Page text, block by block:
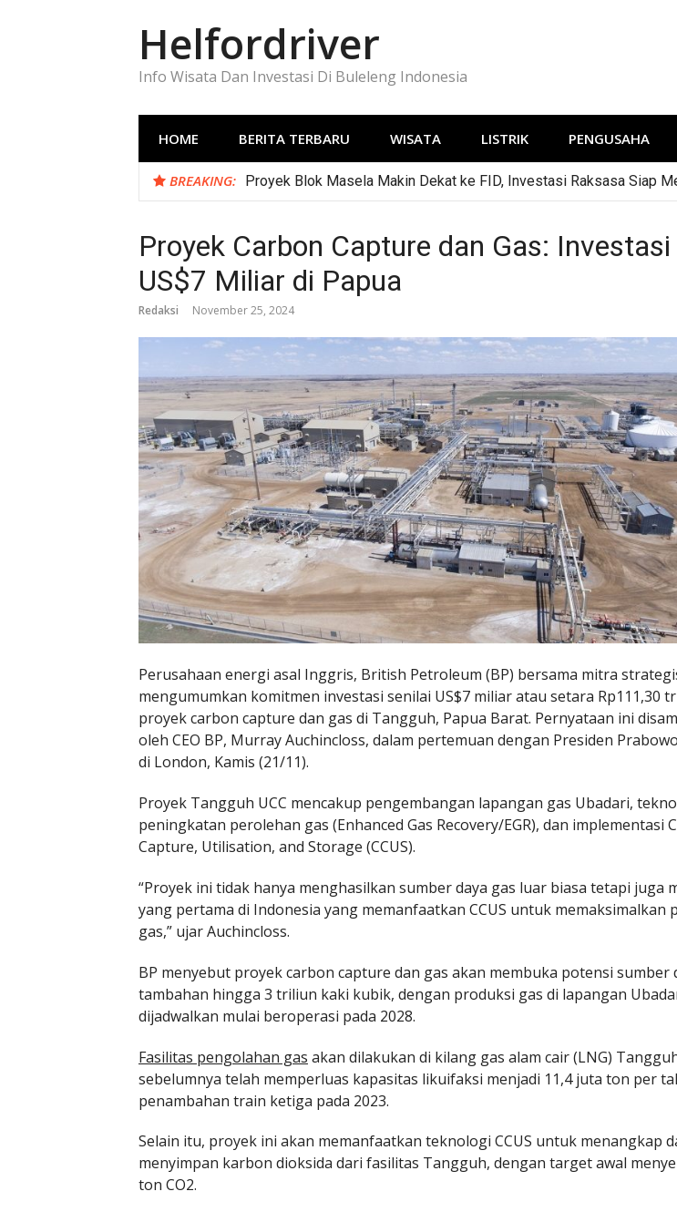
Helfordriver
Info Wisata Dan Investasi Di Buleleng Indonesia
HOME BERITA TERBARU WISATA LISTRIK PENGUSAHA
BREAKING: Proyek Blok Masela Makin Dekat ke FID, Investasi Raksasa Siap
Proyek Carbon Capture dan Gas: Investasi
US$7 Miliar di Papua
Redaksi November 25, 2024
Perusahaan energi asal Inggris, British Petroleum (BP) bersama mitra
mengumumkan komitmen investasi senilai US$7 miliar atau setara Rp111,30
proyek carbon capture dan gas di Tangguh, Papua Barat. Pernyataan ini
oleh CEO BP, Murray Auchincloss, dalam pertemuan dengan Presiden
di London, Kamis (21/11).
Proyek Tangguh UCC mencakup pengembangan lapangan gas Ubadari,
peningkatan perolehan gas (Enhanced Gas Recovery/EGR), dan implementasi
Capture, Utilisation, and Storage (CCUS).
“Proyek ini tidak hanya menghasilkan sumber daya gas luar biasa tetapi juga
yang pertama di Indonesia yang memanfaatkan CCUS untuk memaksimalkan
gas,” ujar Auchincloss.
BP menyebut proyek carbon capture dan gas akan membuka potensi sumber
tambahan hingga 3 triliun kaki kubik, dengan produksi gas di lapangan
dijadwalkan mulai beroperasi pada 2028.
Fasilitas pengolahan gas akan dilakukan di kilang gas alam cair (LNG)
sebelumnya telah memperluas kapasitas likuifaksi menjadi 11,4 juta ton per
penambahan train ketiga pada 2023.
Selain itu, proyek ini akan memanfaatkan teknologi CCUS untuk menangkap
menyimpan karbon dioksida dari fasilitas Tangguh, dengan target awal
ton CO2.